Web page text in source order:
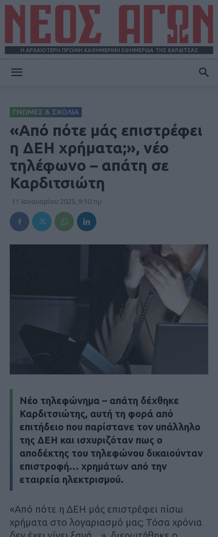
Η ΑΡΧΑΙΟΤΕΡΗ ΠΡΩΪΝΗ ΚΑΘΗΜΕΡΙΝΗ ΕΦΗΜΕΡΙΔΑ ΤΗΣ ΚΑΡΔΙΤΣΑΣ
ΓΝΩΜΕΣ & ΣΧΟΛΙΑ
«Από πότε μάς επιστρέφει
η ΔΕΗ χρήματα;», νέο
τηλέφωνο – απάτη σε
Καρδιτσιώτη
11 Ιανουαρίου 2025, 9:10 πμ
Νέο τηλεφώνημα – απάτη δέχθηκε
Καρδιτσιώτης, αυτή τη φορά από
επιτήδειο που παρίστανε τον υπάλληλο
της ΔΕΗ και ισχυριζόταν πως ο
αποδέκτης του τηλεφώνου δικαιούνταν
επιστροφή… χρημάτων από την
εταιρεία ηλεκτρισμού.
«Από πότε η ΔΕΗ μάς επιστρέφει πίσω
χρήματα στο λογαριασμό μας; Τόσα χρόνια